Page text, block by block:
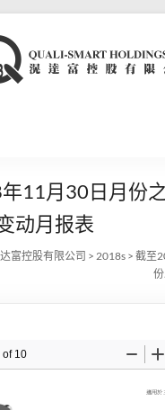
11月30日月份
动月报表
富控股有限公司 >2018s >截至